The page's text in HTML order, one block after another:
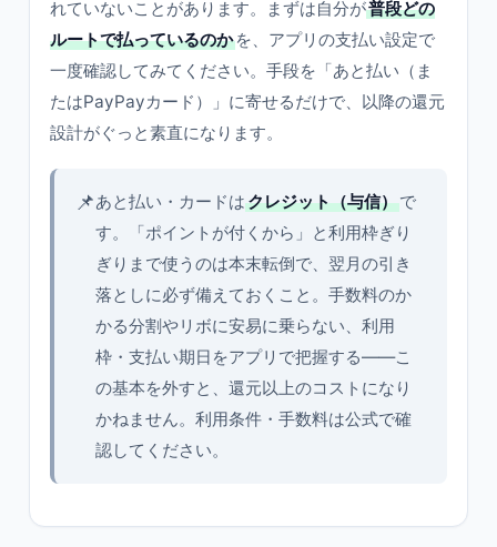
れていないことがあります。まずは自分が普段どの
ルートで払っているのか を、アプリの支払い設定で
一度確認してみてください。手段を「あと払い（ま
たはPayPayカード）」に寄せるだけで、以降の還元
設計がぐっと素直になります。
📌あと払い・カードはクレジット（与信）で
す。「ポイントが付くから」と利用枠ぎり
ぎりまで使うのは本末転倒で、翌月の引き
落としに必ず備えておくこと。手数料のか
かる分割やリボに安易に乗らない、利用
枠・支払い期日をアプリで把握する——こ
の基本を外すと、還元以上のコストになり
かねません。利用条件・手数料は公式で確
認してください。